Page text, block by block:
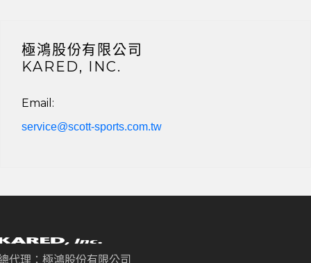
極鴻股份有限公司
KARED, INC.
Email:
service@scott-sports.com.tw
代理：極鴻股份有限公司